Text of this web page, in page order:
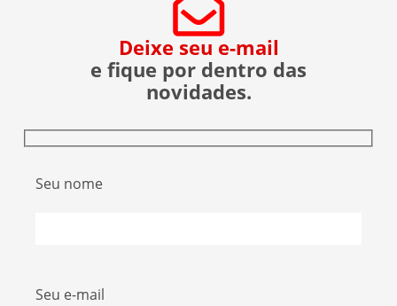
Deixe seu e-mail
e fique por dentro das
novidades.
Seu nome
Seu e-mail